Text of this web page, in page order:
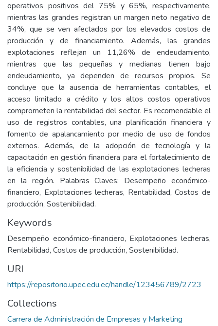
operativos positivos del 75% y 65%, respectivamente,
mientras las grandes registran un margen neto negativo de
34%, que se ven afectados por los elevados costos de
producción y de financiamiento. Además, las grandes
explotaciones reflejan un 11,26% de endeudamiento,
mientras que las pequeñas y medianas tienen bajo
endeudamiento, ya dependen de recursos propios. Se
concluye que la ausencia de herramientas contables, el
acceso limitado a crédito y los altos costos operativos
comprometen la rentabilidad del sector. Es recomendable el
uso de registros contables, una planificación financiera y
fomento de apalancamiento por medio de uso de fondos
externos. Además, de la adopción de tecnología y la
capacitación en gestión financiera para el fortalecimiento de
la eficiencia y sostenibilidad de las explotaciones lecheras
en la región. Palabras Claves: Desempeño económico-
financiero, Explotaciones lecheras, Rentabilidad, Costos de
producción, Sostenibilidad.
Keywords
Desempeño económico-financiero, Explotaciones lecheras,
Rentabilidad, Costos de producción, Sostenibilidad.
URI
https://repositorio.upec.edu.ec/handle/123456789/2723
Collections
Carrera de Administración de Empresas y Marketing